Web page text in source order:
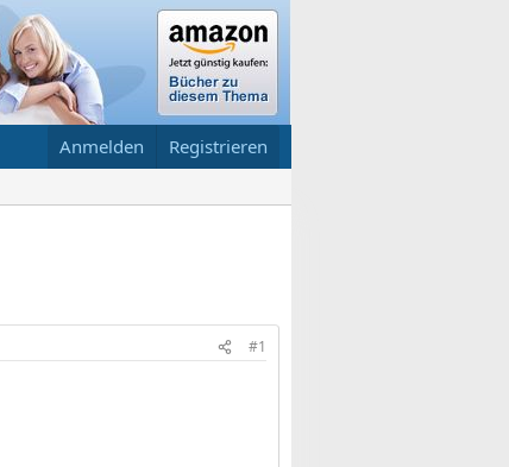
Anmelden Registrieren
#1